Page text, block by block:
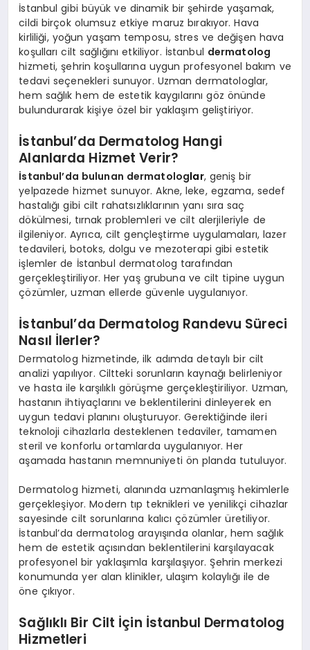
İstanbul gibi büyük ve dinamik bir şehirde yaşamak,
cildi birçok olumsuz etkiye maruz bırakıyor. Hava
kirliliği, yoğun yaşam temposu, stres ve değişen hava
koşulları cilt sağlığını etkiliyor. İstanbul dermatolog
hizmeti, şehrin koşullarına uygun profesyonel bakım ve
tedavi seçenekleri sunuyor. Uzman dermatologlar,
hem sağlık hem de estetik kaygılarını göz önünde
bulundurarak kişiye özel bir yaklaşım geliştiriyor.
İstanbul’da Dermatolog Hangi
Alanlarda Hizmet Verir?
İstanbul’da bulunan dermatologlar, geniş bir
yelpazede hizmet sunuyor. Akne, leke, egzama, sedef
hastalığı gibi cilt rahatsızlıklarının yanı sıra saç
dökülmesi, tırnak problemleri ve cilt alerjileriyle de
ilgileniyor. Ayrıca, cilt gençleştirme uygulamaları, lazer
tedavileri, botoks, dolgu ve mezoterapi gibi estetik
işlemler de İstanbul dermatolog tarafından
gerçekleştiriliyor. Her yaş grubuna ve cilt tipine uygun
çözümler, uzman ellerde güvenle uygulanıyor.
İstanbul’da Dermatolog Randevu Süreci
Nasıl İlerler?
Dermatolog hizmetinde, ilk adımda detaylı bir cilt
analizi yapılıyor. Ciltteki sorunların kaynağı belirleniyor
ve hasta ile karşılıklı görüşme gerçekleştiriliyor. Uzman,
hastanın ihtiyaçlarını ve beklentilerini dinleyerek en
uygun tedavi planını oluşturuyor. Gerektiğinde ileri
teknoloji cihazlarla desteklenen tedaviler, tamamen
steril ve konforlu ortamlarda uygulanıyor. Her
aşamada hastanın memnuniyeti ön planda tutuluyor.
Dermatolog hizmeti, alanında uzmanlaşmış hekimlerle
gerçekleşiyor. Modern tıp teknikleri ve yenilikçi cihazlar
sayesinde cilt sorunlarına kalıcı çözümler üretiliyor.
İstanbul’da dermatolog arayışında olanlar, hem sağlık
hem de estetik açısından beklentilerini karşılayacak
profesyonel bir yaklaşımla karşılaşıyor. Şehrin merkezi
konumunda yer alan klinikler, ulaşım kolaylığı ile de
öne çıkıyor.
Sağlıklı Bir Cilt İçin İstanbul Dermatolog
Hizmetleri